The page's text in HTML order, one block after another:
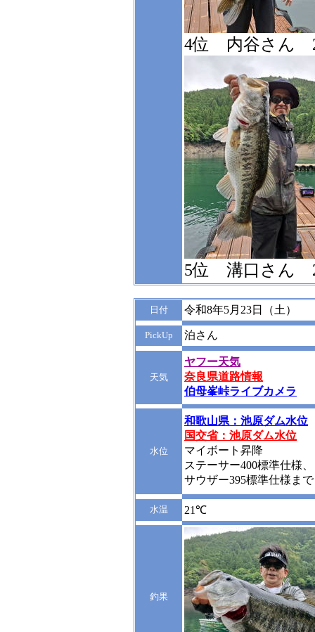
4位 内谷さん
5位 溝口さん
日付 令和8年5月23日（土）
PickUp 泊さん
天気
ヤフー天気
奈良県道路情報
伯母峯峠ライブカメラ
水位
和歌山県：池原ダム水位
国交省：池原ダム水位
マイボート昇降
ステーサー400標準仕様、
サウザー395標準仕様まで
水温 21℃
釣果